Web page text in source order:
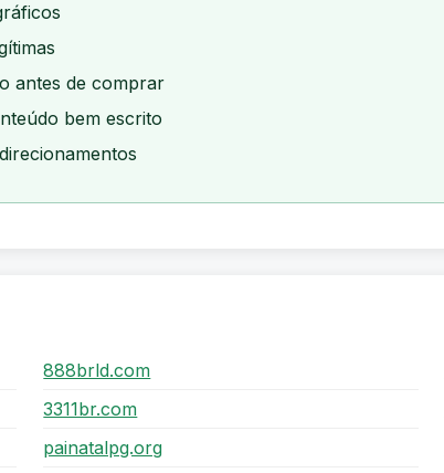
antes de comprar
bem escrito
888brld.com
3311br.com
painatalpg.org